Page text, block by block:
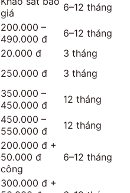
giá
6–12 tháng
200.000 –
490.000 đ
6–12 tháng
20.000 đ
3 tháng
250.000 đ 3 tháng
350.000 –
450.000 đ
12 tháng
450.000 –
550.000 đ
12 tháng
200.000 đ +
50.000 đ
công
6–12 tháng
300.000 đ +